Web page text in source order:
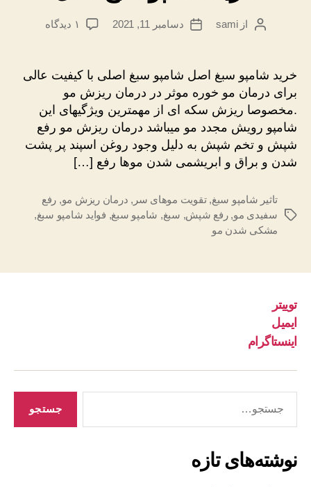
نویسندهٔ
ازsami
تاریخدسامبر 11, 2021 ۱ دیدگاه
برای
سبغ
اصل
خرید شامپو سبغ اصل شامپو سبغ اصلی با کیفیت عالی
برای درمان مو خوره موثر در درمان ریزش مو
.مخصوصا ریزش سکه ای از مهمترین ویژگیهای این
شامپو رویش مجدد مو میباشد درمان ریزش مو رفع
شپش و تخم شپش به دلیل وجود روغن اسپند پر پشت
شدن و براق و ابریشمی شدن موها رفع […]
برچسب‌ها
تاثیر شامپو سبغ,تقویت موهای سر , درمان ریزش مو, رفع
سفیدی مو,رفع شپش, سبغ, شامپو سبغ, فواید شامپو سبغ,
مشکی شدن مو
توییتر
ایمیل
اینستاگرام
نوشته‌های تازه